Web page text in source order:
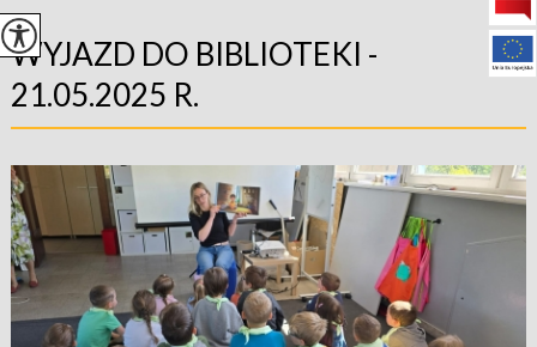
WYJAZD DO BIBLIOTEKI -
21.05.2025 R.